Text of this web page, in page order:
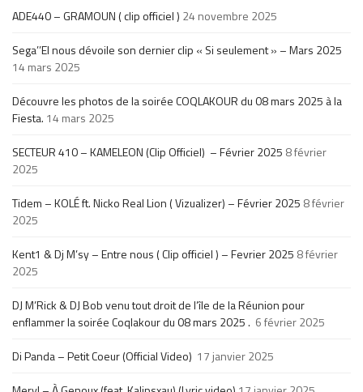
ADE440 – GRAMOUN ( clip officiel ) 24 novembre 2025
Sega’’El nous dévoile son dernier clip « Si seulement » – Mars 2025
14 mars 2025
Découvre les photos de la soirée COQLAKOUR du 08 mars 2025 à la
Fiesta. 14 mars 2025
SECTEUR 410 – KAMELEON (Clip Officiel) – Février 2025 8 février
2025
Tidem – KOLÉ ft. Nicko Real Lion ( Vizualizer) – Février 2025 8 février
2025
Kent1 & Dj M’sy – Entre nous ( Clip officiel ) – Fevrier 2025 8 février
2025
DJ M’Rick & DJ Bob venu tout droit de l’île de la Réunion pour
enflammer la soirée Coqlakour du 08 mars 2025 . 6 février 2025
Di Panda – Petit Coeur (Official Video) 17 janvier 2025